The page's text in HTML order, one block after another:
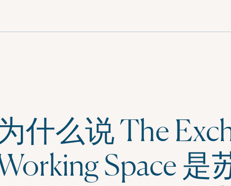
什么说 The
Space 是